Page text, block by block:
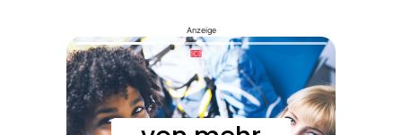
Anzeige